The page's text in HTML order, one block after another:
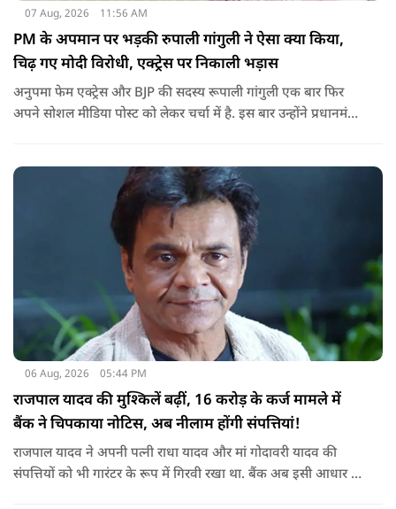
07 Aug, 2026 11:56 AM
PM के अपमान पर भड़की रुपाली गांगुली ने ऐसा क्या किया,
चिढ़ गए मोदी विरोधी, एक्ट्रेस पर निकाली भड़ास
अनुपमा फेम एक्ट्रेस और BJP की सदस्य रूपाली गांगुली एक बार फिर
अपने सोशल मीडिया पोस्ट को लेकर चर्चा में है. इस बार उन्होंने प्रधानमंत्री
रिएक्शन की भाड़ आ गई है.
06 Aug, 2026 05:44 PM
राजपाल यादव की मुश्किलें बढ़ीं, 16 करोड़ के कर्ज मामले में
बैंक ने चिपकाया नोटिस, अब नीलाम होंगी संपत्तियां!
राजपाल यादव ने अपनी पत्नी राधा यादव और मां गोदावरी यादव की
संपत्तियों को भी गारंटर के रूप में गिरवी रखा था. बैंक अब इसी आधार पर